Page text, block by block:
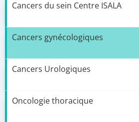
Cancers du sein Centre ISALA
Cancers gynécologiques
Cancers Urologiques
Oncologie thoracique